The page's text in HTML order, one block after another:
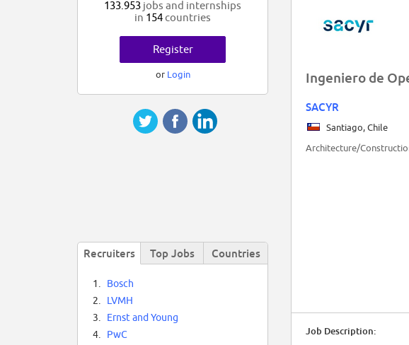
Ingeniero de
SACYR
Santiago, Chile
Architecture/
Job Description:
133.953 jobs and internships
in 154countries
Register
or Login
Recruiters Top Jobs Countries
1.
Bosch
2.
LVMH
3.
Ernst and Young
4.
PwC